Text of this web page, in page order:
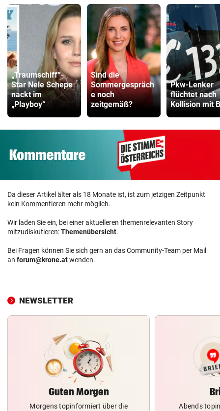
„Traumschiff“-
Star Nele Schepe
nackt im
„Playboy“
Sind die
Sommergespräch
e noch
zeitgemäß?
Pkw-Lenker
flüchtet nach
Kollision mit
Da dieser Artikel älter als 18 Monate ist, ist zum jetzigen Zeitpunkt
kein Kommentieren mehr möglich.
Wir laden Sie ein, bei einer aktuelleren themenrelevanten Story
mitzudiskutieren:Themenübersicht.
Bei Fragen können Sie sich gern an das Community-Team per Mail
an forum@krone.atwenden.
NEWSLETTER
Guten Morgen
Morgens topinformiert über die
Abends